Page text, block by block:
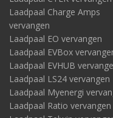
Laadpaal Charge Amps
vervangen
Laadpaal EO vervangen
Laadpaal EVBox
Laadpaal EVHUB
Laadpaal LS24 vervangen
Laadpaal Myenergi
Laadpaal Ratio vervangen